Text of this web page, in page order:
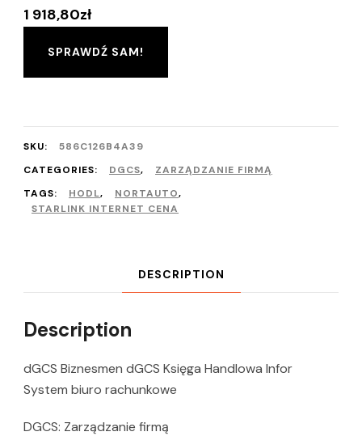
1 918,80zł
SPRAWDŹ SAM!
SKU:
586C126B4A39
CATEGORIES:
DGCS,
ZARZĄDZANIE FIRMĄ
TAGS:
HODL, NORTAUTO,
STARLINK INTERNET CENA
DESCRIPTION
Description
dGCS Biznesmen dGCS Księga Handlowa Infor
System biuro rachunkowe
DGCS: Zarządzanie firmą